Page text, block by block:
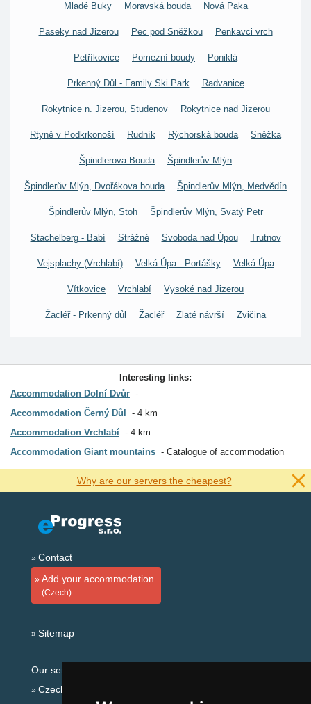
Mladé Buky Moravská bouda Nová Paka
Paseky nad Jizerou Pec pod Sněžkou Penkavci vrch
Petříkovice Pomezní boudy Poniklá
Prkenný Důl - Family Ski Park Radvanice
Rokytnice n. Jizerou, Studenov Rokytnice nad Jizerou
Rtyně v Podkrkonoší Rudník Rýchorská bouda Sněžka
Špindlerova Bouda Špindlerův Mlýn
Špindlerův Mlýn, Dvořákova bouda Špindlerův Mlýn, Medvědín
Špindlerův Mlýn, Stoh Špindlerův Mlýn, Svatý Petr
Stachelberg - Babí Strážné Svoboda nad Úpou Trutnov
Vejsplachy (Vrchlabí) Velká Úpa - Portášky Velká Úpa
Vítkovice Vrchlabí Vysoké nad Jizerou
Žacléř - Prkenný důl Žacléř Zlaté návrší Zvičina
Interesting links:
Accommodation Dolní Dvůr
Accommodation Černý Důl
4 km
Accommodation Vrchlabí
4 km
Accommodation Giant mountains
Catalogue of accommodation
Why are our servers the cheapest?
Contact
Add your accommodation
(Czech)
Sitemap
Our servers:
Czech mountains